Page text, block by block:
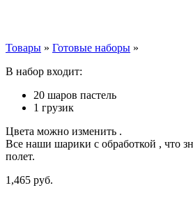
Товары » Готовые наборы »
В набор входит:
20 шаров пастель
1 грузик
Цвета можно изменить .
Все наши шарики с обработкой , что
полет.
1,465 руб.